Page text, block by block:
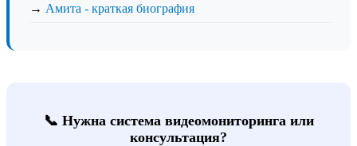
→ Амита - краткая биография
📞 Нужна система видеомониторинга или
консультация?